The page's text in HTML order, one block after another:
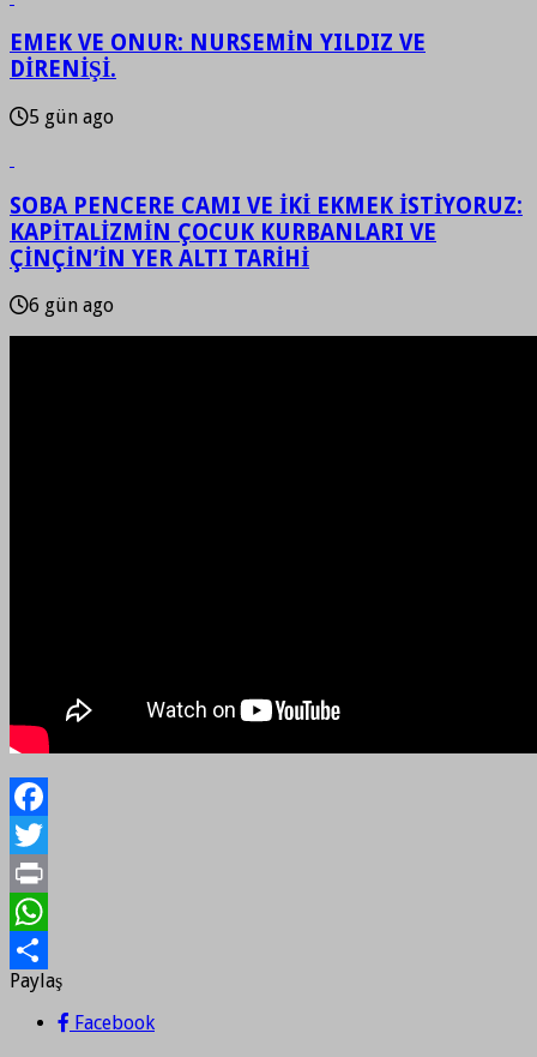
EMEK VE ONUR: NURSEMİN YILDIZ VE
DİRENİŞİ.
5 gün ago
SOBA PENCERE CAMI VE İKİ EKMEK İSTİYORUZ:
KAPİTALİZMİN ÇOCUK KURBANLARI VE
ÇİNÇİN’İN YER ALTI TARİHİ
6 gün ago
Facebook
Twitter
Print
WhatsApp
Paylaş
Paylaş
Facebook